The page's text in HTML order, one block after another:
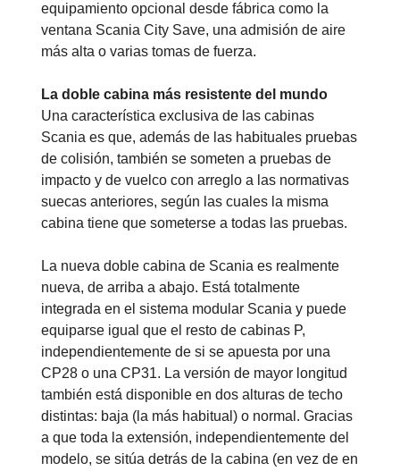
equipamiento opcional desde fábrica como la
ventana Scania City Save, una admisión de aire
más alta o varias tomas de fuerza.
La doble cabina más resistente del mundo
Una característica exclusiva de las cabinas
Scania es que, además de las habituales pruebas
de colisión, también se someten a pruebas de
impacto y de vuelco con arreglo a las normativas
suecas anteriores, según las cuales la misma
cabina tiene que someterse a todas las pruebas.
La nueva doble cabina de Scania es realmente
nueva, de arriba a abajo. Está totalmente
integrada en el sistema modular Scania y puede
equiparse igual que el resto de cabinas P,
independientemente de si se apuesta por una
CP28 o una CP31. La versión de mayor longitud
también está disponible en dos alturas de techo
distintas: baja (la más habitual) o normal. Gracias
a que toda la extensión, independientemente del
modelo, se sitúa detrás de la cabina (en vez de en